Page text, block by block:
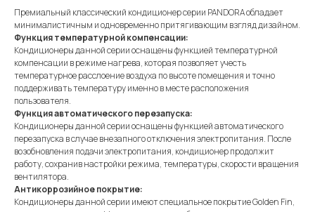
Премиальный классический кондиционер серии PANDORA обладает
минималистичным и одновременно притягивающим взгляд дизайном.
Функция температурной компенсации:
Кондиционеры данной серии оснащены функцией температурной
компенсации в режиме нагрева, которая позволяет учесть
температурное расслоение воздуха по высоте помещения и точно
поддерживать температуру именно в месте расположения
пользователя.
Функция автоматического перезапуска:
Кондиционеры данной серии оснащены функцией автоматического
перезапуска в случае внезапного отключения электропитания. После
возобновления подачи электропитания, кондиционер продолжит
работу, сохранив настройки режима, температуры, скорости вращения
вентилятора.
Антикоррозийное покрытие:
Кондиционеры данной серии имеют специальное покрытие Golden Fin,